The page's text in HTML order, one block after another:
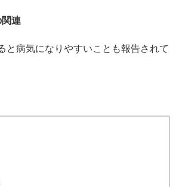
連
と病気になりやすいことも報告されて